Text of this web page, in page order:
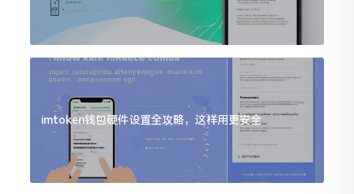
imtoken钱包硬件设置全攻略，这样用更安全